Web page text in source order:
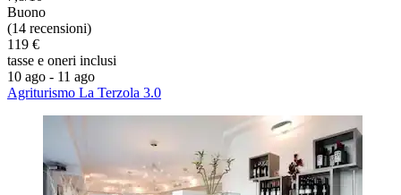
Buono
(14 recensioni)
119 €
tasse e oneri inclusi
10 ago - 11 ago
Agriturismo La Terzola 3.0